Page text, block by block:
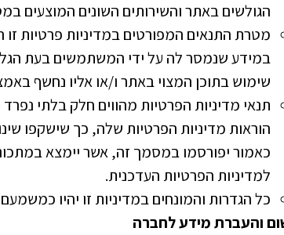
הגולשים באתר והשירותים השונים המוצעים
מטרת התנאים המפורטים במדיניות פרטיות
במידע שנמסר לה על ידי המשתמשים בעת
שימוש בתוכן המצוי באתר ו/או אליו נחשף
תנאי מדיניות הפרטיות מהווים חלק בלתי
הוראות מדיניות הפרטיות שלה, כך שישקפו
כאמור יפורסמו במסמך זה, אשר יימצא
למדיניות הפרטיות העדכנית.
כל הגדרות והמונחים במדיניות זו יהיו
והעברת מידע לחברה